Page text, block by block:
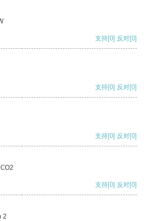
支持[0] 反对[0]
支持[0] 反对[0]
支持[0] 反对[0]
支持[0] 反对[0]
2